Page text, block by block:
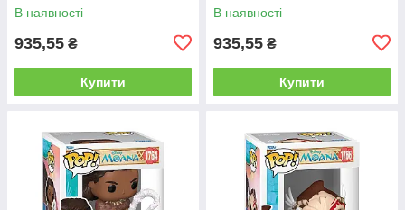
В наявності
935,55 ₴
Купити
В наявності
935,55 ₴
Купити